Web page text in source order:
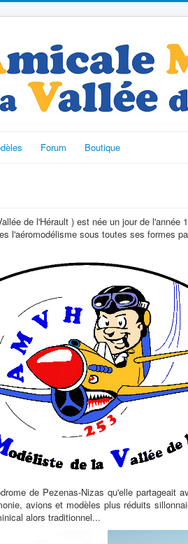
Forum Boutique
de l'Hérault ) est née un jour de
l'aéromodélisme sous toutes ses formes
de Pezenas-Nizas qu'elle partageait
avions et modèles plus réduits
alors traditionnel...